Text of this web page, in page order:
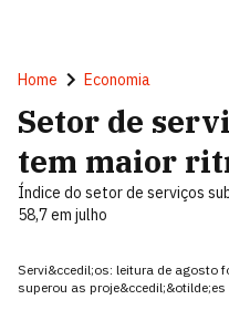
Home Economia
Setor de
tem maior
Índice do setor de serviços
58,7 em julho
Servi&ccedil;os: leitura de agosto
superou as